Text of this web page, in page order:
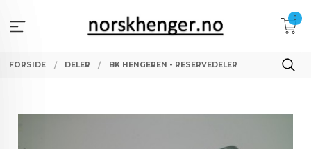
innholdet
0
FORSIDE DELER BK HENGEREN - RESERVEDELER